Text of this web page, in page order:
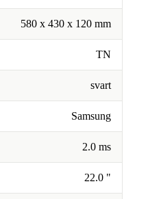
580 x 430 x 120 mm
TN
svart
Samsung
2.0 ms
22.0 "